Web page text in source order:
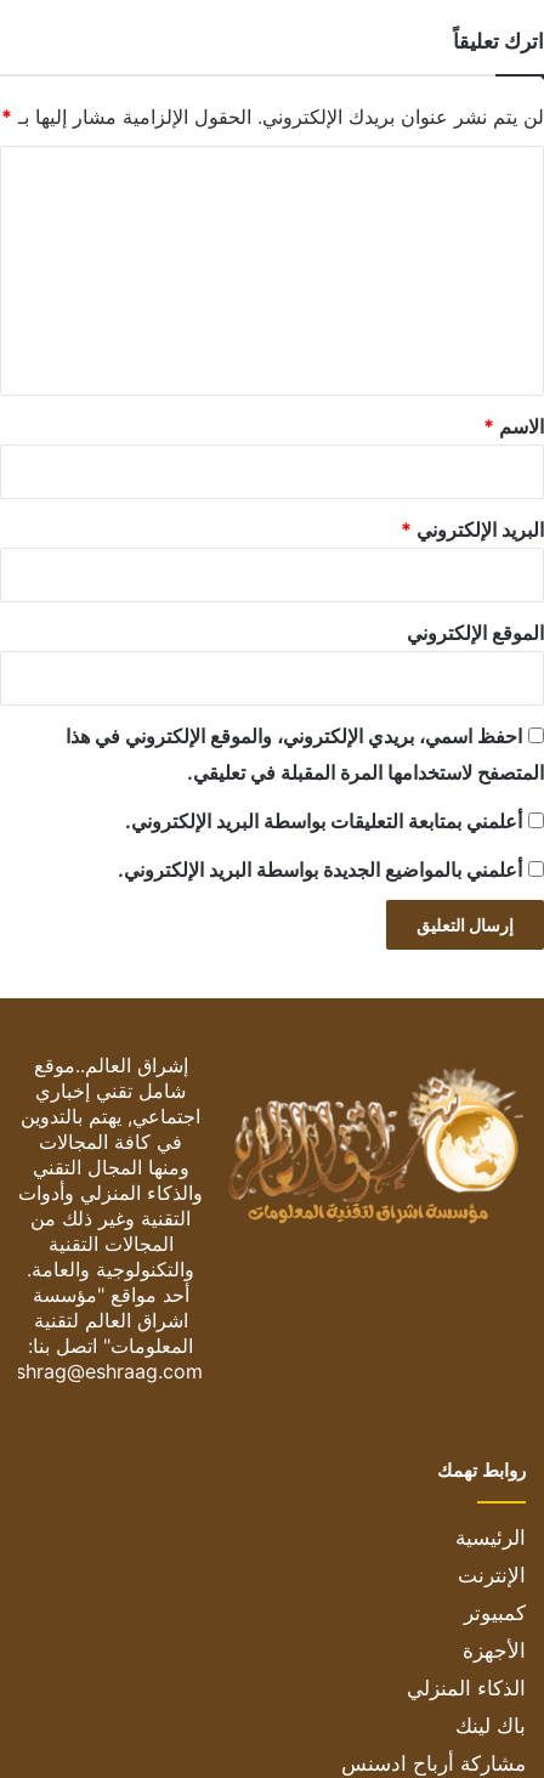
اترك تعليقاً
لن يتم نشر عنوان بريدك الإلكتروني. الحقول الإلزامية مشار إليها بـ *
*
الاسم *
البريد الإلكتروني *
الموقع الإلكتروني
احفظ اسمي، بريدي الإلكتروني، والموقع الإلكتروني في هذا
المتصفح لاستخدامها المرة المقبلة في تعليقي.
أعلمني بمتابعة التعليقات بواسطة البريد الإلكتروني.
أعلمني بالمواضيع الجديدة بواسطة البريد الإلكتروني.
إشراق العالم..موقع
شامل تقني إخباري
اجتماعي, يهتم بالتدوين
في كافة المجالات
ومنها المجال التقني
والذكاء المنزلي وأدوات
التقنية وغير ذلك من
المجالات التقنية
والتكنولوجية والعامة.
أحد مواقع "مؤسسة
اشراق العالم لتقنية
المعلومات" اتصل بنا:
eshrag@eshraag.com
روابط تهمك
الرئيسية
الإنترنت
كمبيوتر
الأجهزة
الذكاء المنزلي
باك لينك
مشاركة أرباح ادسنس